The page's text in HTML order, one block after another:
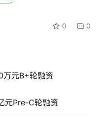
0 0
万元B+轮融资
元Pre-C轮融资